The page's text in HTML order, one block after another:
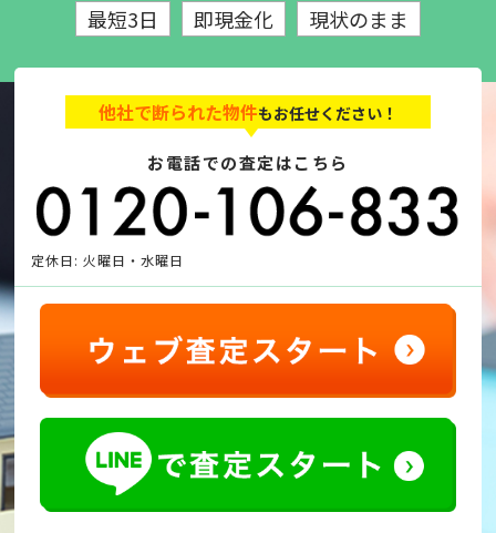
最短3日 即現金化 現状のまま
他社で断られた物件もお任せください！
お電話での査定はこちら
定休日: 火曜日・水曜日